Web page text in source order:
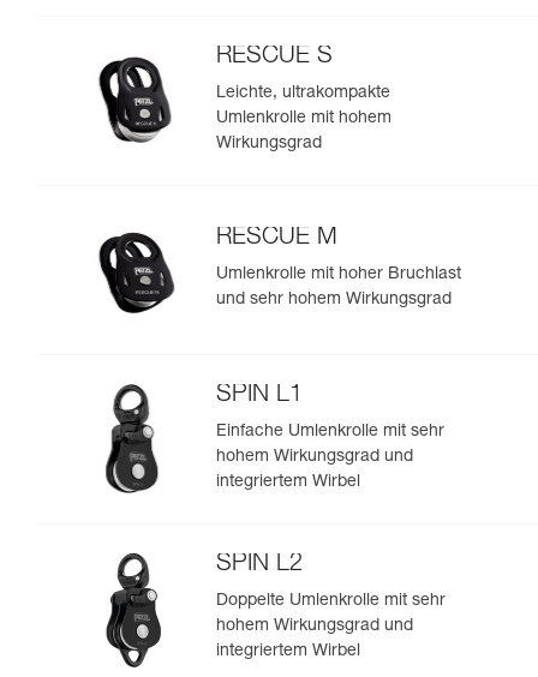
RESCUE S
Leichte, ultrakompakte
Umlenkrolle mit hohem
Wirkungsgrad
RESCUE M
Umlenkrolle mit hoher Bruchlast
und sehr hohem Wirkungsgrad
SPIN L1
Einfache Umlenkrolle mit sehr
hohem Wirkungsgrad und
integriertem Wirbel
SPIN L2
Doppelte Umlenkrolle mit sehr
hohem Wirkungsgrad und
integriertem Wirbel